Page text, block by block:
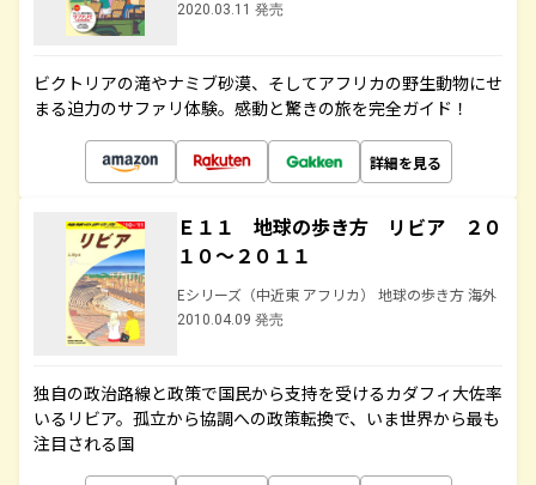
2020.03.11 発売
ビクトリアの滝やナミブ砂漠、そしてアフリカの野生動物にせ
まる迫力のサファリ体験。感動と驚きの旅を完全ガイド！
詳細を見る
Ｅ１１ 地球の歩き方 リビア ２０
１０～２０１１
Eシリーズ（中近東 アフリカ） 地球の歩き方 海外
2010.04.09 発売
独自の政治路線と政策で国民から支持を受けるカダフィ大佐率
いるリビア。孤立から協調への政策転換で、いま世界から最も
注目される国